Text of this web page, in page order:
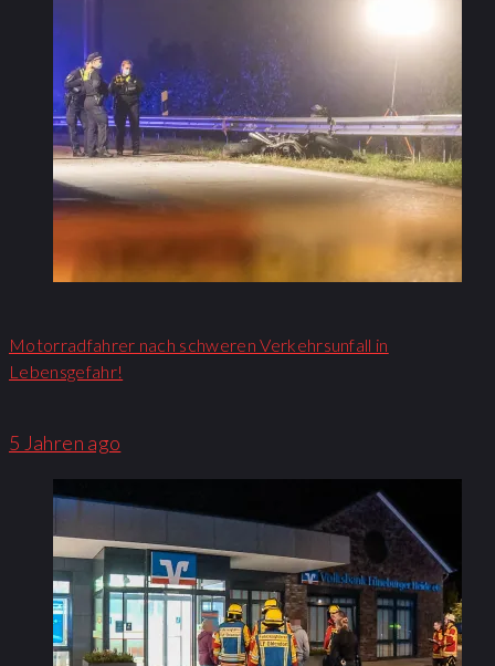
Motorradfahrer nach schweren Verkehrsunfall in
Lebensgefahr!
5 Jahren ago